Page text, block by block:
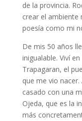
de la provincia.
crear el ambiente
poesía como mi
De mis 50 años
inigualable. Viví
Trapagaran, el
que me vio
casado con una
Ojeda, que es la
más